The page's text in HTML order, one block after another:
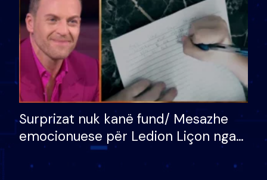
Surprizat nuk kanë fund/ Mesazhe
emocionuese për Ledion Liçon nga
nëna dhe fëmijët e tij, moderatori
nuk i mban dot lotët: Nuk meritoj…